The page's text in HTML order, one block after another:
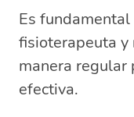
Es
fisioterapeuta y
manera regular
efectiva.